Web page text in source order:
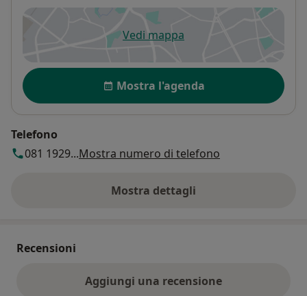
Vedi mappasi apre in una nuova scheda
Disponibilità
Mostra l'agenda
Telefono
081 1929...Mostra numero di telefono
Mostra dettagli
sull'indirizzo
Recensioni
Aggiungi una recensione